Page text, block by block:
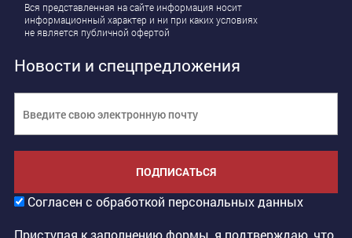
Вся представленная на сайте информация носит
информационный характер и ни при каких условиях
не является публичной офертой
Новости и спецпредложения
ПОДПИСАТЬСЯ
Согласен с обработкой персональных данных
Приступая к заполнению формы, я подтверждаю, что